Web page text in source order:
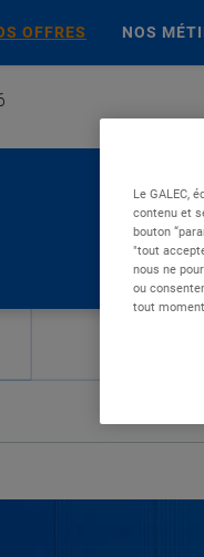
OFFRES NOS
Le GALEC,
contenu et
bouton
"tout
nous ne
ou
tout